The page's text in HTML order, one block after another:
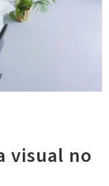
visual no